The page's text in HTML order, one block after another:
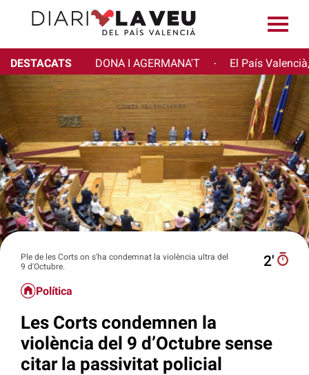
DESTACATS DONA I AGERMANA'T · El País
Ple de les Corts on s'ha condemnat la violència ultra del
9 d'Octubre.
2′
Política
Les Corts condemnen la
violència del 9 d’Octubre sense
citar la passivitat policial